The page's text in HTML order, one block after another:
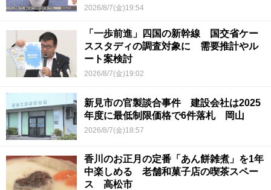
2026/8/7(金)19:54
「一歩前進」四国の新幹線 国交省ケー
ススタディの調査対象に 需要推計やル
ート案検討
2026/8/7(金)19:02
新見市の官製談合事件 建設会社は2025
年度に最低制限価格で6件落札 岡山
2026/8/7(金)18:57
香川のお正月の定番「あん餅雑煮」を1年
中楽しめる 老舗和菓子店の喫茶スペー
ス 高松市